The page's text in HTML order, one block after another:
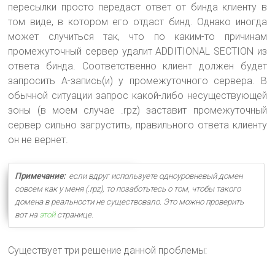
пересылки просто передаст ответ от бинда клиенту в
том виде, в котором его отдаст бинд. Однако иногда
может случиться так, что по каким-то причинам
промежуточный сервер удалит ADDITIONAL SECTION из
ответа бинда. Соответственно клиент должен будет
запросить А-запись(и) у промежуточного сервера. В
обычной ситуации запрос какой-либо несуществующей
зоны (в моем случае .rpz) заставит промежуточный
сервер сильно загрустить, правильного ответа клиенту
он не вернет.
Примечание:если вдруг используете одноуровневый домен
совсем как у меня (.rpz), то позаботьтесь о том, чтобы такого
домена в реальности не существовало. Это можно проверить
вот на этойстранице.
Существует три решение данной проблемы: